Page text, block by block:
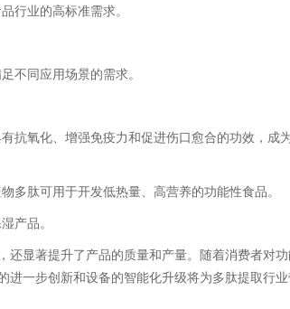
业的高标准需求。
同应用场景的需求。
氧化、增强免疫力和促进伤口愈合的功效，成
肽可用于开发低热量、高营养的功能性食品。
产品。
显著提升了产品的质量和产量。随着消费者对
一步创新和设备的智能化升级将为多肽提取行